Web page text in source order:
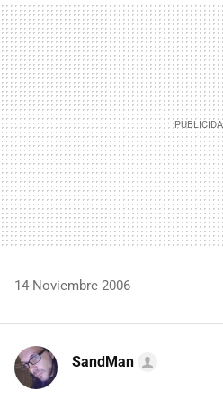
MAIL
14 Noviembre 2006
SandMan